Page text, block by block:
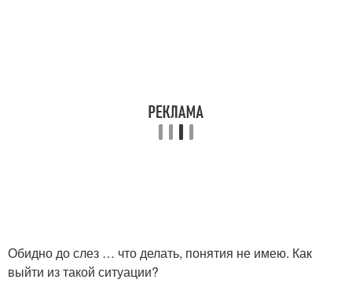
Обидно до слез … что делать, понятия не имею. Как
выйти из такой ситуации?